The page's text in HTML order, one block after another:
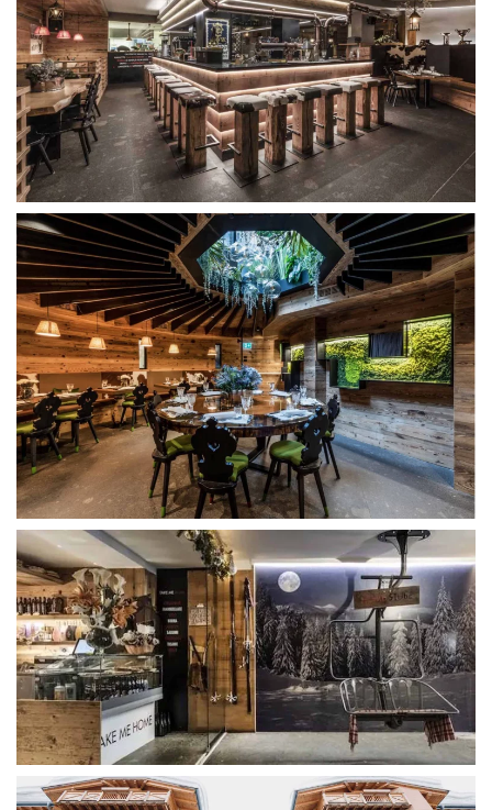
Il profumo del sottobosco, i muschi, le foglie e le felci
dei prati qui si intromettono a ricordare agli ospiti il
luogo in cui si trovano, avvolti da un mantello di legno
sulle pareti e sul controsoffitto a travetti radiali rispetto
al lucernario.
Il ristorante-stube-birreria è una casa di montagna
calda e romantica stilizzata dall’uso reinterpretato del
legno. La storia della località è cifrata da oggetti come
la seggiovia vintage, le vecchie attrezzature da sci, le
fotografie dei personaggi campigliani annoverati nel
mito dello sci mondiale. Un’esplosione creativa di
immagini, geometrie, luci, lo spirito fashion mixato al
design ad esaltare un raffinato arredamento un po’
vintage e un po’ design contemporaneo di montagna,
lussuoso ma non pretenzioso.